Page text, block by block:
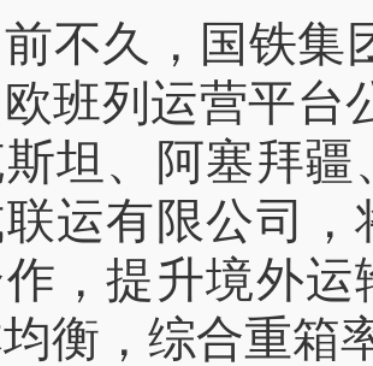
久，国铁集团
班列运营平台
坦、阿塞拜
运有限公司
，提升境外
衡，综合重箱